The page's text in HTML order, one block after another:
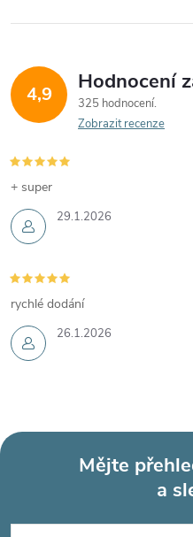
4,9 Hodnocení
325 hodnocení
Zobrazit recenze
29.1.2026
+ super
26.1.2026
rychlé dodání
Mějte
a